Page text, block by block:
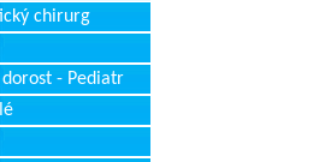
chirurg
- Pediatr